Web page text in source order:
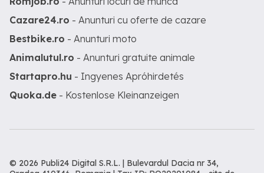
Cazare24.ro - Anunturi cu oferte de cazare
Bestbike.ro - Anunturi moto
Animalutul.ro - Anunturi gratuite animale
Startapro.hu - Ingyenes Apróhirdetés
Quoka.de - Kostenlose Kleinanzeigen
© 2026 Publi24 Digital S.R.L. | Bulevardul Dacia nr 34,